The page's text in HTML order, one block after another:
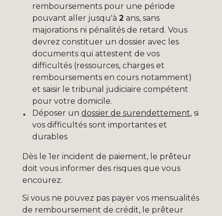
remboursements pour une période
pouvant aller jusqu'à 2 ans, sans
majorations ni pénalités de retard. Vous
devrez constituer un dossier avec les
documents qui attestent de vos
difficultés (ressources, charges et
remboursements en cours notamment)
et saisir le tribunal judiciaire compétent
pour votre domicile.
Déposer un dossier de surendettement, si
vos difficultés sont importantes et
durables
Dès le 1er incident de paiement, le prêteur
doit vous informer des risques que vous
encourez.
Si vous ne pouvez pas payer vos mensualités
de remboursement de crédit, le prêteur